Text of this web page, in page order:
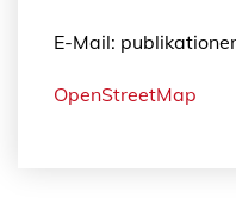
E-Mail:
OpenStreetMap